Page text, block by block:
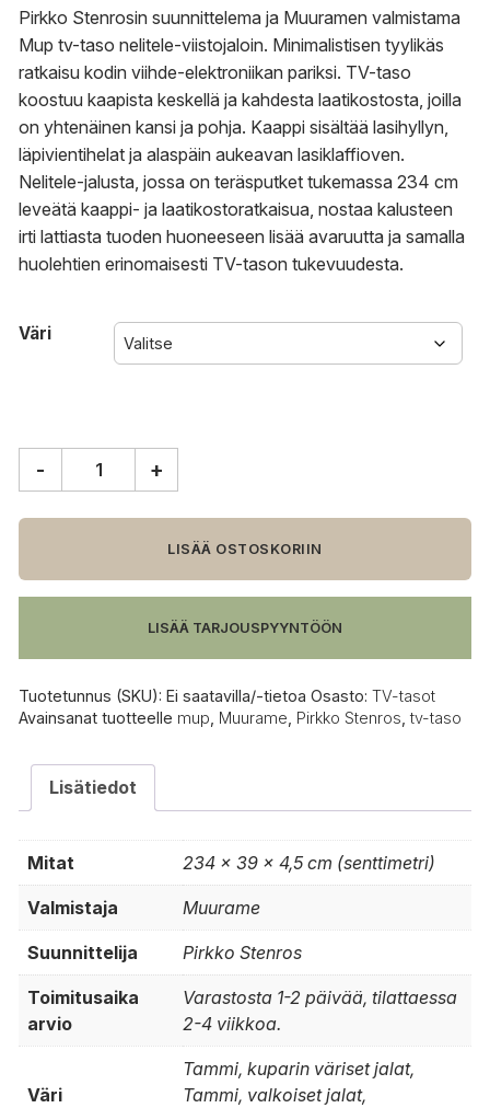
Pirkko Stenrosin suunnittelema ja Muuramen valmistama
Mup tv-taso nelitele-viistojaloin. Minimalistisen tyylikäs
ratkaisu kodin viihde-elektroniikan pariksi. TV-taso
koostuu kaapista keskellä ja kahdesta laatikostosta, joilla
on yhtenäinen kansi ja pohja. Kaappi sisältää lasihyllyn,
läpivientihelat ja alaspäin aukeavan lasiklaffioven.
Nelitele-jalusta, jossa on teräsputket tukemassa 234 cm
leveätä kaappi- ja laatikostoratkaisua, nostaa kalusteen
irti lattiasta tuoden huoneeseen lisää avaruutta ja samalla
huolehtien erinomaisesti TV-tason tukevuudesta.
Väri
tv-
nelitele-
viistojaloin
- +
LISÄÄ OSTOSKORIIN
LISÄÄ TARJOUSPYYNTÖÖN
Tuotetunnus (SKU): Ei saatavilla/-tietoa Osasto: TV-tasot
Avainsanat tuotteelle mup Muurame Pirkko Stenros ,tv-taso
Lisätiedot
Mitat 234 × 39 × 4,5 cm (senttimetri)
Valmistaja Muurame
Suunnittelija Pirkko Stenros
Toimitusaika
arvio
Varastosta 1-2 päivää, tilattaessa
2-4 viikkoa.
Väri
Tammi, kuparin väriset jalat,
Tammi, valkoiset jalat,